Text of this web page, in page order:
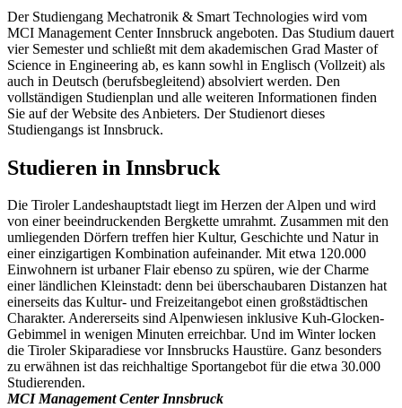
Der Studiengang Mechatronik & Smart Technologies wird vom
MCI Management Center Innsbruck angeboten. Das Studium dauert
vier Semester und schließt mit dem akademischen Grad Master of
Science in Engineering ab, es kann sowhl in Englisch (Vollzeit) als
auch in Deutsch (berufsbegleitend) absolviert werden. Den
vollständigen Studienplan und alle weiteren Informationen finden
Sie auf der Website des Anbieters. Der Studienort dieses
Studiengangs ist Innsbruck.
Studieren in Innsbruck
Die Tiroler Landeshauptstadt liegt im Herzen der Alpen und wird
von einer beeindruckenden Bergkette umrahmt. Zusammen mit den
umliegenden Dörfern treffen hier Kultur, Geschichte und Natur in
einer einzigartigen Kombination aufeinander. Mit etwa 120.000
Einwohnern ist urbaner Flair ebenso zu spüren, wie der Charme
einer ländlichen Kleinstadt: denn bei überschaubaren Distanzen hat
einerseits das Kultur- und Freizeitangebot einen großstädtischen
Charakter. Andererseits sind Alpenwiesen inklusive Kuh-Glocken-
Gebimmel in wenigen Minuten erreichbar. Und im Winter locken
die Tiroler Skiparadiese vor Innsbrucks Haustüre. Ganz besonders
zu erwähnen ist das reichhaltige Sportangebot für die etwa 30.000
Studierenden.
MCI Management Center Innsbruck